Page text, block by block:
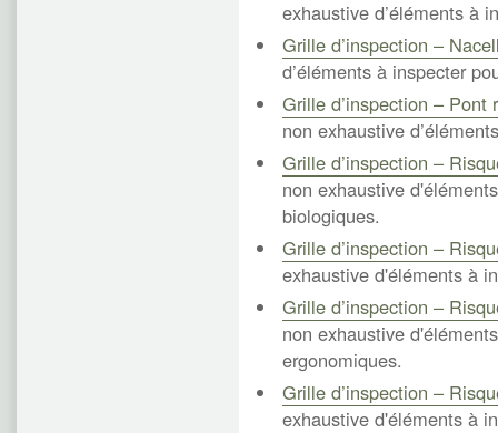
exhaustive d’éléments à
Grille d’inspection –
d’éléments à inspecter
Grille d’inspection – Pont
non exhaustive
Grille d’inspection –
non exhaustive
biologiques.
Grille d’inspection –
exhaustive d'éléments à
Grille d’inspection –
non exhaustive
ergonomiques.
Grille d’inspection –
exhaustive d'éléments à